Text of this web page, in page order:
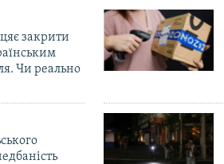
закрити
Чи реально